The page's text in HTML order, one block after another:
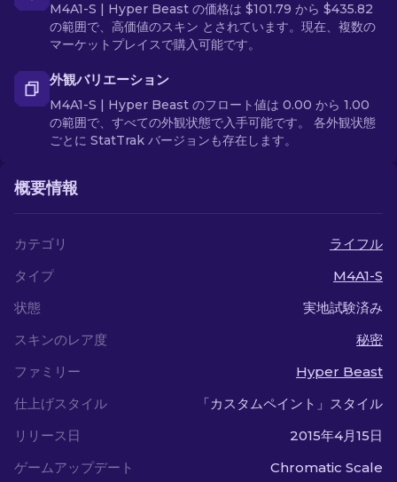
M4A1-S | Hyper Beast の価格は $101.79 から $435.82
の範囲で、高価値のスキン とされています。現在、複数の
マーケットプレイスで購入可能です。
外観バリエーション
M4A1-S | Hyper Beast のフロート値は 0.00 から 1.00
の範囲で、すべての外観状態で入手可能です。 各外観状態
ごとに StatTrak バージョンも存在します。
概要情報
カテゴリ
ライフル
タイプ
M4A1-S
状態
実地試験済み
スキンのレア度
秘密
ファミリー
Hyper Beast
仕上げスタイル
「カスタムペイント」スタイル
リリース日
2015年4月15日
ゲームアップデート
Chromatic Scale